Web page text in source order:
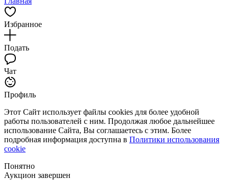
Избранное
Подать
Чат
Профиль
Этот Сайт использует файлы cookies для более удобной
работы пользователей с ним. Продолжая любое дальнейшее
использование Сайта, Вы соглашаетесь с этим. Более
подробная информация доступна в Политики использования
cookie
Понятно
Аукцион завершен